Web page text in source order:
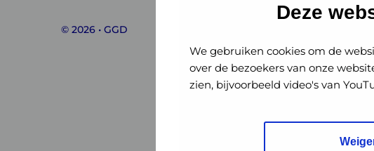
Deze
We gebruiken cookies om de
over de bezoekers van onze
zien, bijvoorbeeld video's van
GHORGHOR
Nederland
© 2026 • GGD